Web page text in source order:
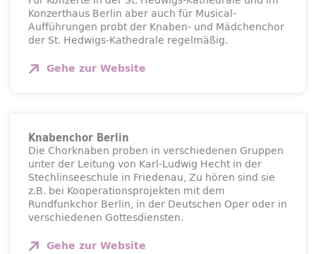
Konzerthaus Berlin aber auch für Musical-
Aufführungen probt der Knaben- und Mädchenchor
der St. Hedwigs-Kathedrale regelmäßig.
Gehe zur Website
Knabenchor Berlin
Die Chorknaben proben in verschiedenen Gruppen
unter der Leitung von Karl-Ludwig Hecht in der
Stechlinseeschule in Friedenau, Zu hören sind sie
z.B. bei Kooperationsprojekten mit dem
Rundfunkchor Berlin, in der Deutschen Oper oder in
verschiedenen Gottesdiensten.
Gehe zur Website